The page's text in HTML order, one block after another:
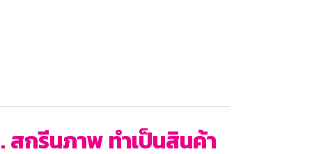
กรีนภาพ ทำเป็นสินค้า